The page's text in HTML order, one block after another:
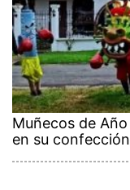
Muñecos de
en su confección